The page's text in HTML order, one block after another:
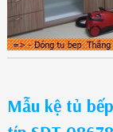
Mẫu kệ tủ